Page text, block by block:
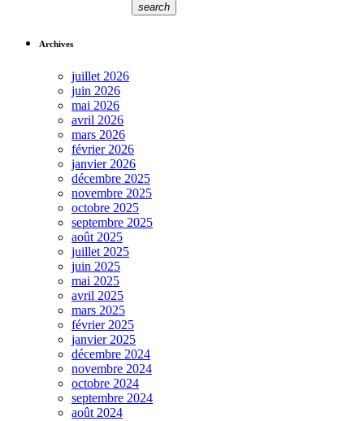
search
Archives
juillet 2026
juin 2026
mai 2026
avril 2026
mars 2026
février 2026
janvier 2026
décembre 2025
novembre 2025
octobre 2025
septembre 2025
août 2025
juillet 2025
juin 2025
mai 2025
avril 2025
mars 2025
février 2025
janvier 2025
décembre 2024
novembre 2024
octobre 2024
septembre 2024
août 2024